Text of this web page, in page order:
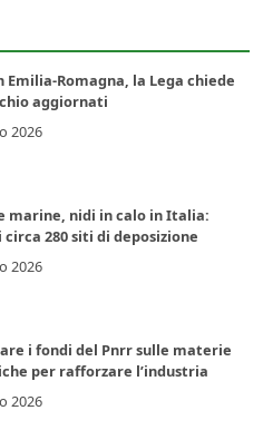
Emilia-Romagna, la Lega chiede
aggiornati
2026
marine, nidi in calo in Italia:
280 siti di deposizione
2026
i fondi del Pnrr sulle materie
per rafforzare l’industria
2026